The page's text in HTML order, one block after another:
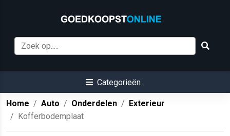
Categorieën
Home Auto Onderdelen
Exterieur
Kofferbodemplaat